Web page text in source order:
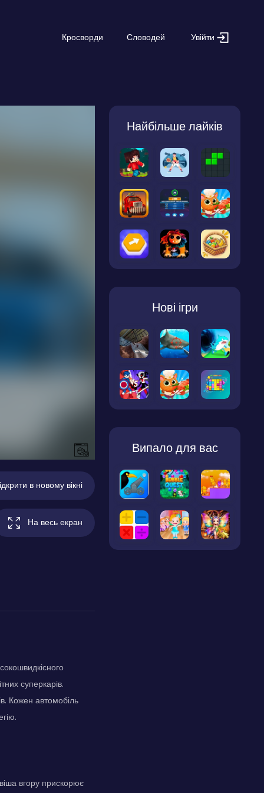
Кросворди Словодей Увійти
в новому вікні
На весь екран
суперкарів.
Кожен автомобіль
вгору прискорює
Найбільше лайків
Нові ігри
Випало для вас